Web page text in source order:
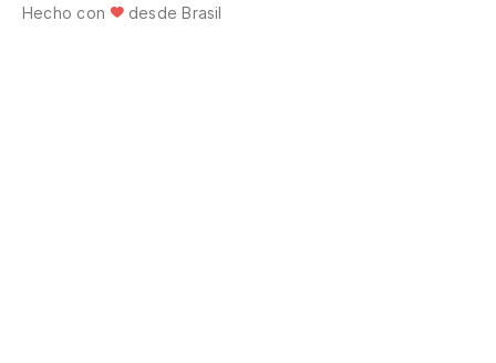
Hecho con
desde Brasil